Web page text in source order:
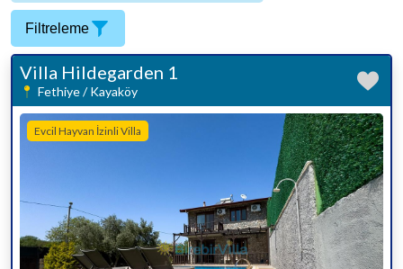
Filtreleme
Villa Hildegarden 1
Fethiye / Kayaköy
Evcil Hayvan İzinli Villa